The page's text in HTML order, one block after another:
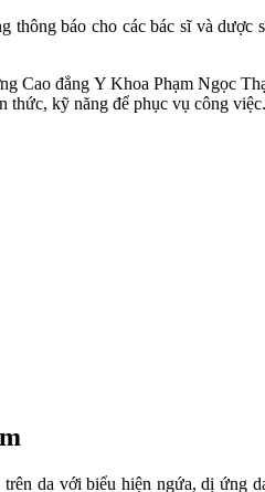
báo cho các bác sĩ và
Cao đẳng Y Khoa Phạm Ngọc
thức, kỹ năng để phục vụ công việc.
da với biểu hiện ngứa, dị ứng